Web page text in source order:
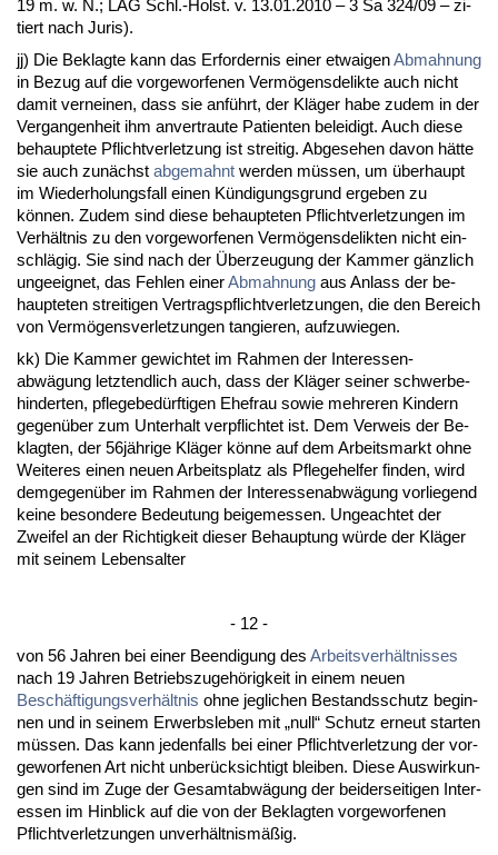
19 m. w. N.; LAG Schl.-Holst. v. 13.01.2010 – 3 Sa 324/09 – zi­
tiert nach Ju­ris).
jj) Die Be­klag­te kann das Er­for­der­nis ei­ner et­wai­genAb­mah­nung
in Be­zug auf die vor­ge­wor­fe­nen Vermögens­de­lik­te auch nicht
da­mit ver­nei­nen, dass sie anführt, der Kläger ha­be zu­dem in der
Ver­gan­gen­heit ihm an­ver­trau­te Pa­ti­en­ten be­lei­digt. Auch die­se
be­haup­te­te Pflicht­ver­let­zung ist strei­tig. Ab­ge­se­hen da­von hätte
sie auch zunächst ab­ge­mahnt wer­den müssen, um über­haupt
im Wie­der­ho­lungs­fall ei­nen Kündi­gungs­grund er­ge­ben zu
können. Zu­dem sind die­se be­haup­te­ten Pflicht­ver­let­zun­gen im
Verhält­nis zu den vor­ge­wor­fe­nen Vermögens­de­lik­ten nicht ein­
schlägig. Sie sind nach der Über­zeu­gung der Kam­mer gänz­lich
un­ge­eig­net, das Feh­len ei­nerAb­mah­nung aus An­lass der be­
haup­te­ten strei­ti­gen Ver­trags­pflicht­ver­let­zun­gen, die den Be­reich
von Vermögens­ver­let­zun­gen tan­gie­ren, auf­zu­wie­gen.
kk) Die Kam­mer ge­wich­tet im Rah­men der In­ter­es­sen­
abwägung letzt­end­lich auch, dass der Kläger sei­ner schwer­be­
hin­der­ten, pfle­ge­bedürf­ti­gen Ehe­frau so­wie meh­re­ren Kin­dern
ge­genüber zum Un­ter­halt ver­pflich­tet ist. Dem Ver­weis der Be­
klag­ten, der 56jähri­ge Kläger könne auf dem Ar­beits­markt oh­ne
Wei­te­res ei­nen neu­en Ar­beits­platz als Pfle­ge­hel­fer fin­den, wird
dem­ge­genüber im Rah­men der In­ter­es­sen­abwägung vor­lie­gend
kei­ne be­son­de­re Be­deu­tung bei­ge­mes­sen. Un­ge­ach­tet der
Zwei­fel an der Rich­tig­keit die­ser Be­haup­tung würde der Kläger
mit sei­nem Le­bens­al­ter
- 12 -
von 56 Jah­ren bei ei­ner Be­en­di­gung des Ar­beits­verhält­nis­ses
nach 19 Jah­ren Be­triebs­zu­gehörig­keit in ei­nem neu­en
Beschäfti­gungs­verhält­nis oh­ne jeg­li­chen Be­stands­schutz be­gin­
nen und in sei­nem Er­werbs­le­ben mit „null“ Schutz er­neut star­ten
müssen. Das kann je­den­falls bei ei­ner Pflicht­ver­let­zung der vor­
ge­wor­fe­nen Art nicht un­berück­sich­tigt blei­ben. Die­se Aus­wir­kun­
gen sind im Zu­ge der Ge­samt­abwägung der bei­der­sei­ti­gen In­ter­
es­sen im Hin­blick auf die von der Be­klag­ten vor­ge­wor­fe­nen
Pflicht­ver­let­zun­gen un­verhält­nismäßig.